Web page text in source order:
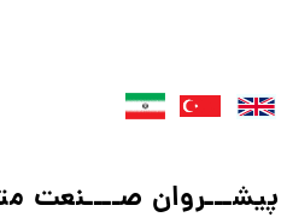
​پیشـــروان صــــنعت